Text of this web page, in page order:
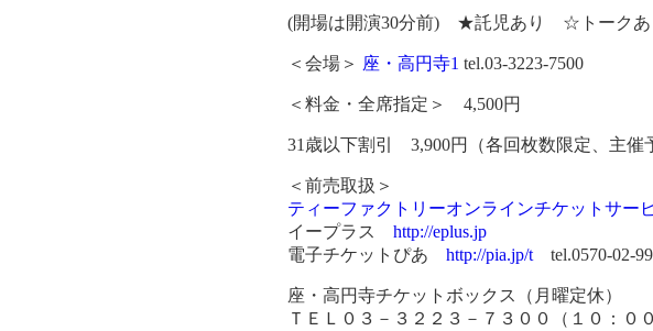
(開場は開演30分前) ★託児あり ☆トークあ
＜会場＞ 座・高円寺1 tel.03-3223-7500
＜料金・全席指定＞ 4,500円
31歳以下割引 3,900円（各回枚数限定、主催
＜前売取扱＞
ティーファクトリーオンラインチケットサー
イープラス http://eplus.jp
電子チケットぴあ http://pia.jp/t tel.0570-02-
座・高円寺チケットボックス（月曜定休）
ＴＥＬ０３－３２２３－７３００（１０：０